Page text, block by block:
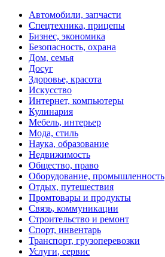
Автомобили, запчасти
Спецтехника, прицепы
Бизнес, экономика
Безопасность, охрана
Дом, семья
Досуг
Здоровье, красота
Искусство
Интернет, компьютеры
Кулинария
Мебель, интерьер
Мода, стиль
Наука, образование
Недвижимость
Общество, право
Оборудование, промышленность
Отдых, путешествия
Промтовары и продукты
Связь, коммуникации
Строительство и ремонт
Спорт, инвентарь
Транспорт, грузоперевозки
Услуги, сервис